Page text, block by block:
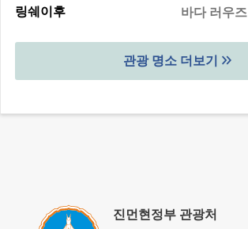
링쉐이후 바다 러우즈
관광 명소 더보기
진먼현정부 관광처